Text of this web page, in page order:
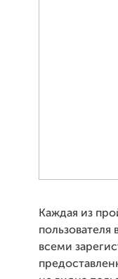
Каждая из
всеми